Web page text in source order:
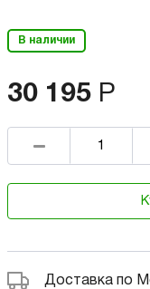
В наличии
30 195 Р
Доставка по